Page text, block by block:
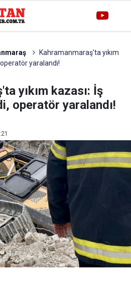
Kahramanmaraş'ta yıkım
yaralandı!
yıkım kazası: İş
operatör yaralandı!